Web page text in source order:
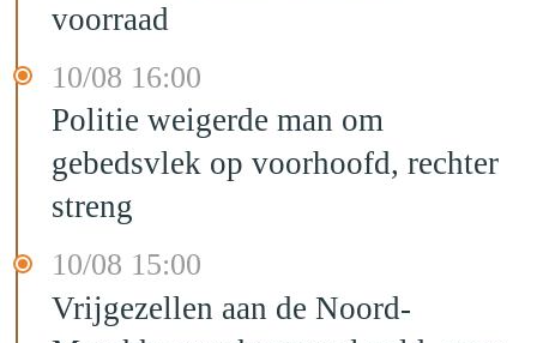
voorraad
10/08 16:00
Politie weigerde man om
gebedsvlek op voorhoofd, rechter
streng
10/08 15:00
Vrijgezellen aan de Noord-